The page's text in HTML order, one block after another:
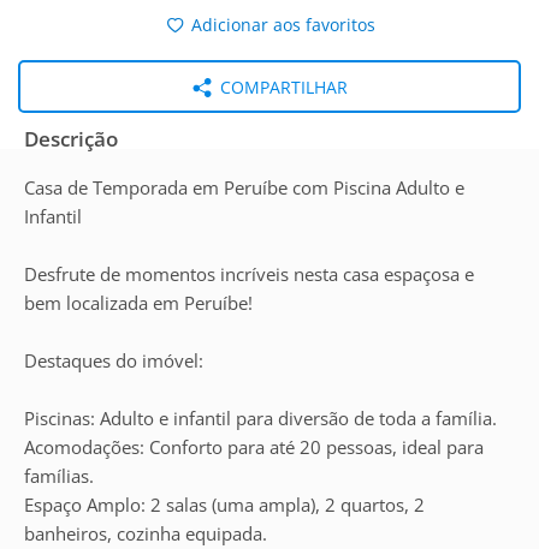
Adicionar aos favoritos
COMPARTILHAR
Descrição
Casa de Temporada em Peruíbe com Piscina Adulto e
Infantil
Desfrute de momentos incríveis nesta casa espaçosa e
bem localizada em Peruíbe!
Destaques do imóvel:
Piscinas: Adulto e infantil para diversão de toda a família.
Acomodações: Conforto para até 20 pessoas, ideal para
famílias.
Espaço Amplo: 2 salas (uma ampla), 2 quartos, 2
banheiros, cozinha equipada.